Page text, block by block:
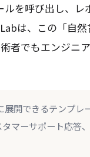
を呼び出し、
は、この「自然
者でもエンジニ
開できるテンプレ
マーサポート応答